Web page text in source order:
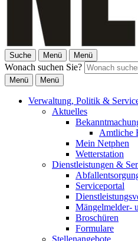
Suche Menü Menü
Wonach suchen Sie?
Menü
Menü
Verwaltung, Politik &
Aktuelles
Amtliche
Mein Netphen
Wetterstation
Dienstleistungen &
Serviceportal
Mängelmelder-
Broschüren
Formulare
Stellenangebote